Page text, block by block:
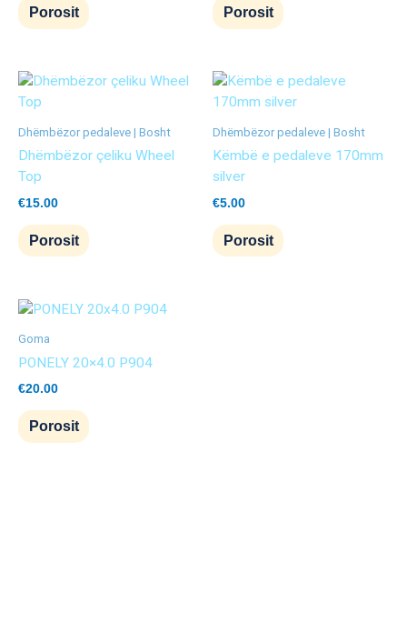
Porosit Porosit
Dhëmbëzor pedaleve | Bosht
Dhëmbëzor çeliku Wheel
Top
€15.00
Porosit
Dhëmbëzor pedaleve | Bosht
Këmbë e pedaleve 170mm
silver
€5.00
Porosit
Goma
PONELY 20×4.0 P904
€20.00
Porosit